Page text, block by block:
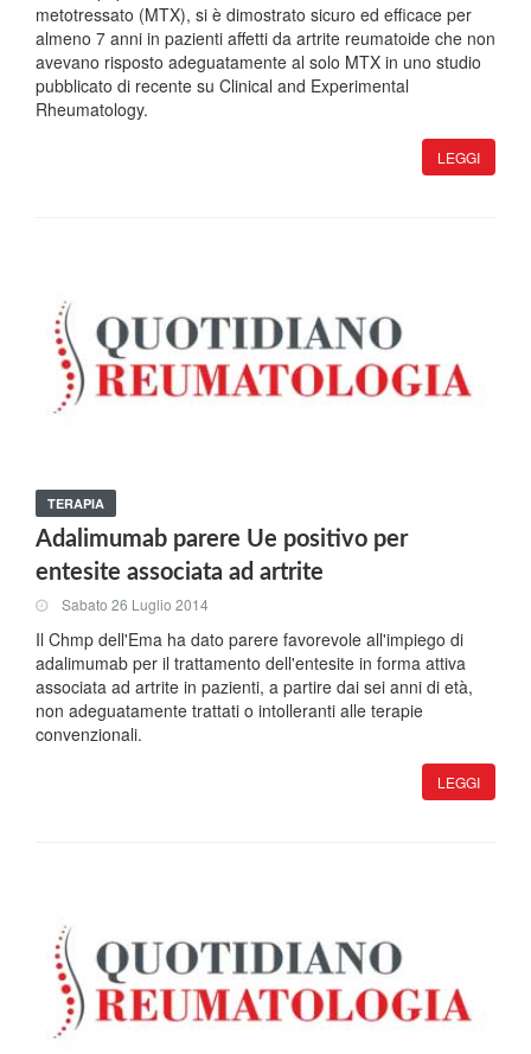
metotressato (MTX), si è dimostrato sicuro ed efficace per
almeno 7 anni in pazienti affetti da artrite reumatoide che non
avevano risposto adeguatamente al solo MTX in uno studio
pubblicato di recente su Clinical and Experimental
Rheumatology.
LEGGI
TERAPIA
Adalimumab parere Ue positivo per
entesite associata ad artrite
Sabato 26 Luglio 2014
Il Chmp dell'Ema ha dato parere favorevole all'impiego di
adalimumab per il trattamento dell'entesite in forma attiva
associata ad artrite in pazienti, a partire dai sei anni di età,
non adeguatamente trattati o intolleranti alle terapie
convenzionali.
LEGGI